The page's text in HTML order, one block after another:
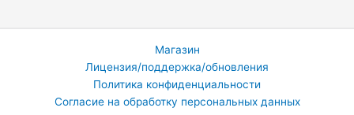
Магазин
Лицензия/поддержка/обновления
Политика конфиденциальности
Согласие на обработку персональных данных